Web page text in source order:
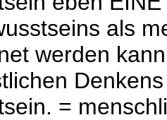
als
werden
=